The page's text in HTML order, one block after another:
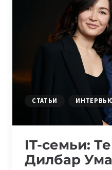
СТАТЬИ
IT-семьи:
Дилбар